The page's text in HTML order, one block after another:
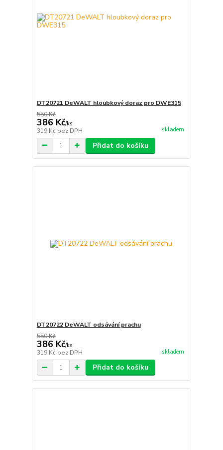
DT20721 DeWALT hloubkový doraz pro DWE315
550 Kč
386 Kč/ks
319 Kč bez DPH skladem
Přidat do košíku
DT20722 DeWALT odsávání prachu
550 Kč
386 Kč/ks
319 Kč bez DPH skladem
Přidat do košíku